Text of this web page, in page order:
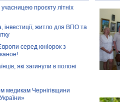
хто і
проєкту літніх
інвестиції, житло для ВПО та
серед юніорок з
які загинули в полоні
медикам Чернігівщини